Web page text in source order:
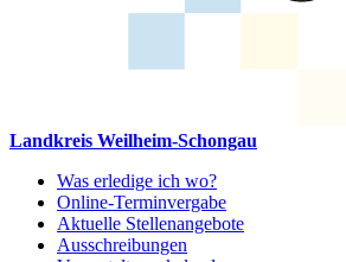
Landkreis Weilheim-Schongau
Was erledige ich wo?
Online-Terminvergabe
Aktuelle Stellenangebote
Ausschreibungen